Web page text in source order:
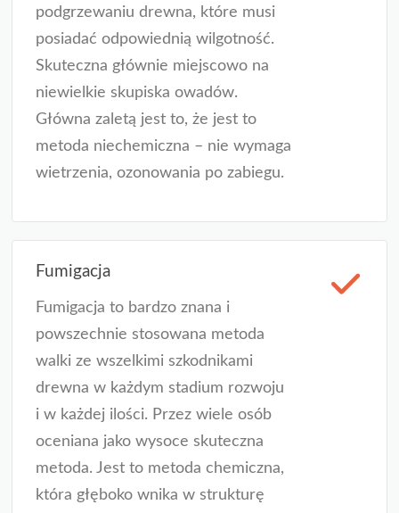
podgrzewaniu drewna, które musi
posiadać odpowiednią wilgotność.
Skuteczna głównie miejscowo na
niewielkie skupiska owadów.
Główna zaletą jest to, że jest to
metoda niechemiczna – nie wymaga
wietrzenia, ozonowania po zabiegu.
Fumigacja
Fumigacja to bardzo znana i
powszechnie stosowana metoda
walki ze wszelkimi szkodnikami
drewna w każdym stadium rozwoju
i w każdej ilości. Przez wiele osób
oceniana jako wysoce skuteczna
metoda. Jest to metoda chemiczna,
która głęboko wnika w strukturę